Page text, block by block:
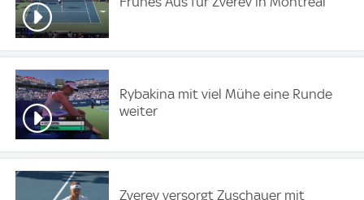
Rybakina mit viel Mühe eine Runde
weiter
Zverev versorgt Zuschauer mit